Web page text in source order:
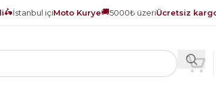
🛵İstanbul içiMoto Kurye🚚5000₺ üzeriÜcretsiz